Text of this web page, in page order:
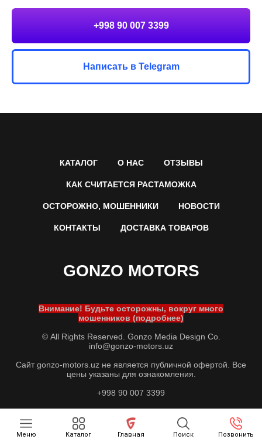
Меню Каталог Главная Поиск Позвонить
+998 90 007 3399
Написать в Telegram
КАТАЛОГ О НАС ОТЗЫВЫ
КАК СЧИТАЕТСЯ РАСТАМОЖКА
ОСТОРОЖНО, МОШЕННИКИ НОВОСТИ
КОНТАКТЫ ДОСТАВКА ТОВАРОВ
GONZO MOTORS
Внимание! Будьте осторожны, вокруг много
мошенников (подробнее)
© All Rights Reserved. Gonzo Media Design Co.
info@gonzo-motors.uz
Сайт gonzo-motors.uz не является публичной офертой. Все
цены указаны для ознакомления.
+998 90 007 3399